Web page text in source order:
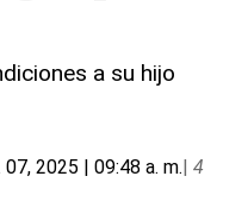
a su hijo
07, 2025 | 09:48 a. m.| 4